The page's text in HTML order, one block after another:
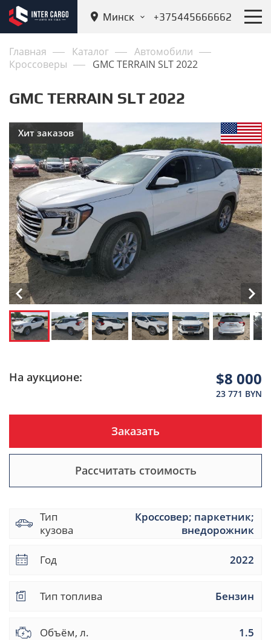
Минск +375445666662
Главная Каталог
Автомобили
Кроссоверы
GMC TERRAIN SLT 2022
GMC TERRAIN SLT 2022
На аукционе: $8 000
23 771 BYN
Заказать
Рассчитать стоимость
Тип
кузова
Кроссовер; паркетник;
внедорожник
Год 2022
Тип топлива Бензин
Объём, л. 1.5
Хит заказов